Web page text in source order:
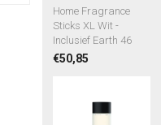
Home Fragrance
Sticks XL Wit -
Inclusief Earth 46
€50,85